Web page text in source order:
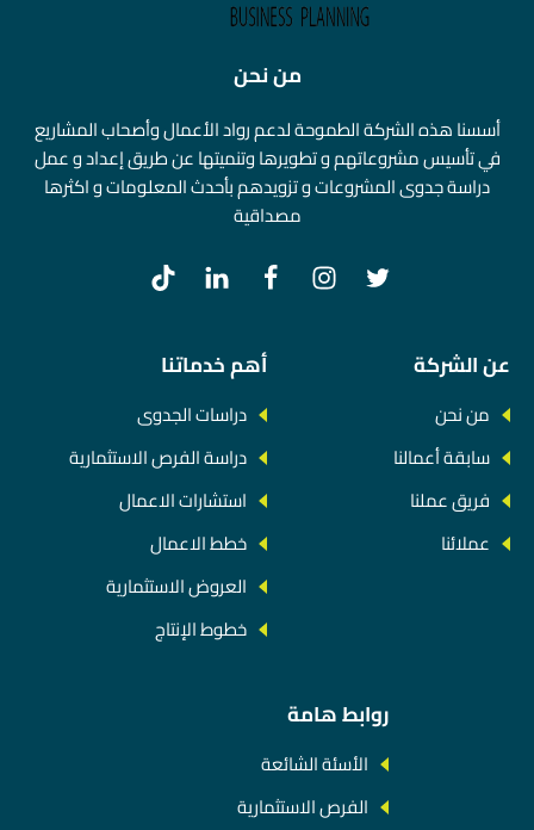
من نحن
أسسنا هذه الشركة الطموحة لدعم رواد الأعمال وأصحاب المشاريع
في تأسيس مشروعاتهم و تطويرها وتنميتها عن طريق إعداد و عمل
دراسة جدوى المشروعات و تزويدهم بأحدث المعلومات و اكثرها
مصداقية
عن الشركة
من نحن
سابقة أعمالنا
فريق عملنا
عملائنا
أهم خدماتنا
دراسات الجدوى
دراسة الفرص الاستثمارية
استشارات الاعمال
خطط الاعمال
العروض الاستثمارية
خطوط الإنتاج
روابط هامة
الأسئة الشائعة
الفرص الاستثمارية